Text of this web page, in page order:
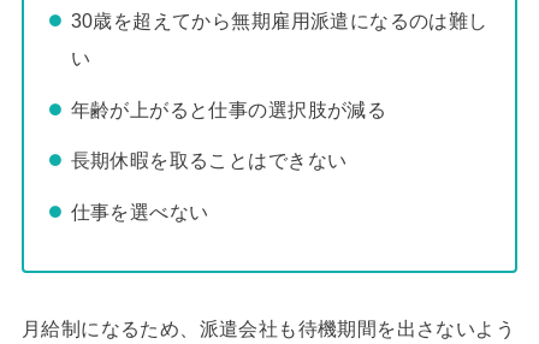
30歳を超えてから無期雇用派遣になるのは難し
い
年齢が上がると仕事の選択肢が減る
長期休暇を取ることはできない
仕事を選べない
月給制になるため、派遣会社も待機期間を出さないよう